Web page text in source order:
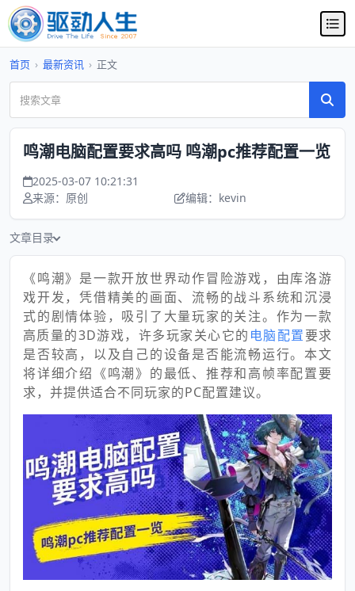
首页 › 最新资讯 › 正文
鸣潮电脑配置要求高吗 鸣潮pc推荐配置一览
2025-03-07 10:21:31
来源：原创
编辑：kevin
文章目录
《鸣潮》是一款开放世界动作冒险游戏，由库洛游
戏开发，凭借精美的画面、流畅的战斗系统和沉浸
式的剧情体验，吸引了大量玩家的关注。作为一款
高质量的3D游戏，许多玩家关心它的 电脑配置要求
是否较高，以及自己的设备是否能流畅运行。本文
将详细介绍《鸣潮》的最低、推荐和高帧率配置要
求，并提供适合不同玩家的PC配置建议。